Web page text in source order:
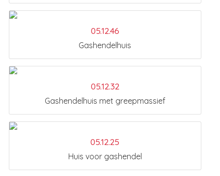
05.12.46
Gashendelhuis
05.12.32
Gashendelhuis met greepmassief
05.12.25
Huis voor gashendel